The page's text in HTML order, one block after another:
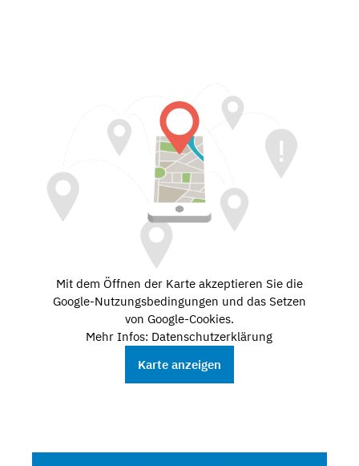
Mit dem Öffnen der Karte akzeptieren Sie die
Google-Nutzungsbedingungen und das Setzen
von Google-Cookies.
Mehr Infos: Datenschutzerklärung
Karte anzeigen